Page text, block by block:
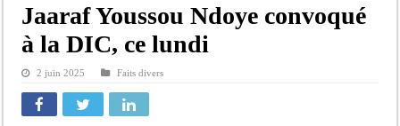
Jaaraf Youssou Ndoye convoqué
à la DIC, ce lundi
2 juin 2025 Faits divers